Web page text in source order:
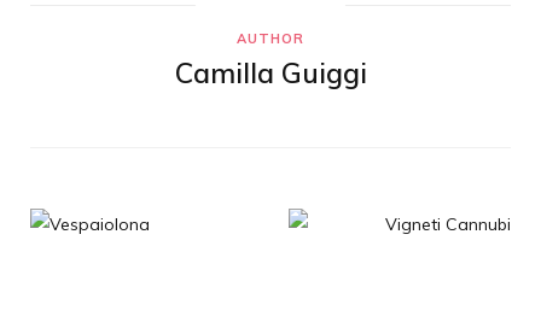
AUTHOR
Camilla Guiggi